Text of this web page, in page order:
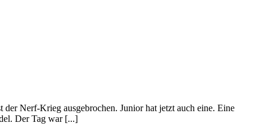
Nerf-Krieg ausgebrochen. Junior hat jetzt auch eine. Eine
Der Tag war [...]